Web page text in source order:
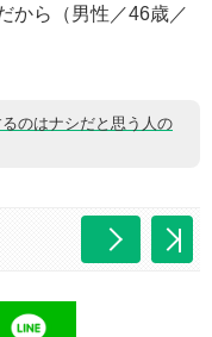
から（男性／46歳／
のはナシだと思う人の